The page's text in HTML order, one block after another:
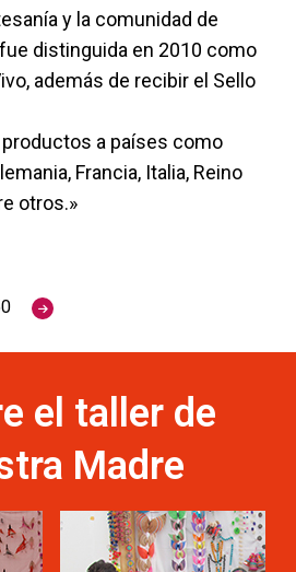
y la comunidad de
distinguida en 2010 como
además de recibir el Sello
a países como
Francia, Italia, Reino
otros.»
el taller de
Madre